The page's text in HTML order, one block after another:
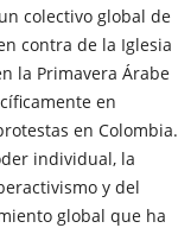
colectivo global de
contra de la Iglesia
la Primavera Árabe
en
en Colombia.
individual, la
y del
global que ha